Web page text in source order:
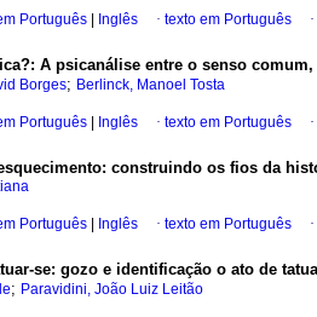
Português Inglês · texto em Português ·
: A psicanálise entre o senso
Borges; Berlinck, Manoel Tosta
Português Inglês · texto em Português ·
: construindo os fios da
Português Inglês · texto em Português ·
se: gozo e identificação o ato de
; Paravidini, João Luiz Leitão